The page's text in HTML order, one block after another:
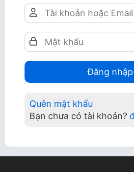
Quên mật khẩu
Bạn chưa có tài khoản?